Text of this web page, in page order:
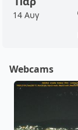
14 Αυγ
Webcams